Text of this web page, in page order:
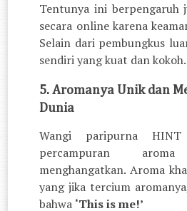
Tentunya ini berpengaruh
secara online karena
Selain dari pembungkus
sendiri yang kuat dan kokoh.
5. Aromanya Unik dan
Dunia
Wangi paripurna
percampuran
menghangatkan. Aroma
yang jika tercium
bahwa ‘This is me!’